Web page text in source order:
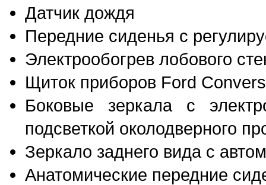
Датчик дождя
Передние сиденья с
Электрообогрев лобового
Щиток приборов Ford
Боковые зеркала с
подсветкой околодверного
Зеркало заднего вида с
Анатомические передние